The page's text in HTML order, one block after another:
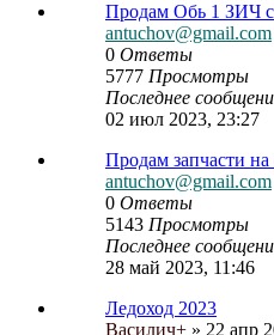
Продам Обь 1 ЗИЧ
antuchov@gmail.com
0 Ответы
5777 Просмотры
Последнее
02 июл 2023, 23:27
Продам запчасти на
antuchov@gmail.com
0 Ответы
5143 Просмотры
Последнее
28 май 2023, 11:46
Ледоход 2023
Василич+ » 22 апр